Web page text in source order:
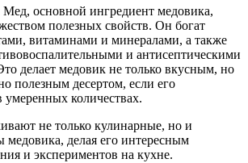
Мед, основной ингредиент медовика,
полезных свойств. Он богат
витаминами и минералами, а также
и антисептическими
делает медовик не только вкусным, но
полезным десертом, если его
умеренных количествах.
не только кулинарные, но и
медовика, делая его интересным
и экспериментов на кухне.